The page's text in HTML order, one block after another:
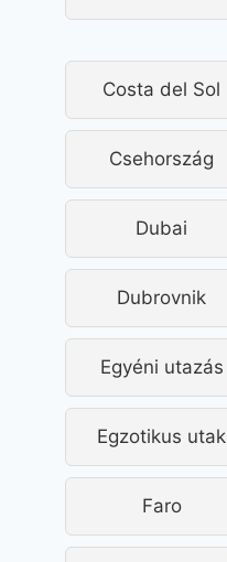
Costa del Sol
Csehország
Dubai
Dubrovnik
Egyéni utazás
Egzotikus utak
Faro